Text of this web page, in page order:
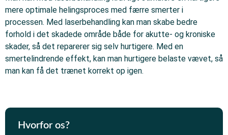
mere optimale helingsproces med færre smerter i
processen. Med laserbehandling kan man skabe bedre
forhold i det skadede område både for akutte- og kroniske
skader, så det reparerer sig selv hurtigere. Med en
smertelindrende effekt, kan man hurtigere belaste vævet, så
man kan få det trænet korrekt op igen.
Hvorfor os?